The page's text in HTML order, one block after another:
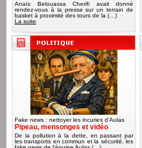
Anaïs Belouassa Cherifi avait donné
rendez-vous à la presse sur un terrain de
basket à proximité des tours de la (…)
La suite
Fake news : nettoyer les incuries d'Aulas
Pipeau, mensonges et vidéo
De la pollution à la dette, en passant par
les transports en commun et la sécurité, les